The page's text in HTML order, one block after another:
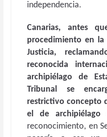
independencia.
Canarias, antes
procedimiento en
Justicia,
reconocida
archipiélago de
Tribunal se
restrictivo concepto
el de archipiélago
reconocimiento, en